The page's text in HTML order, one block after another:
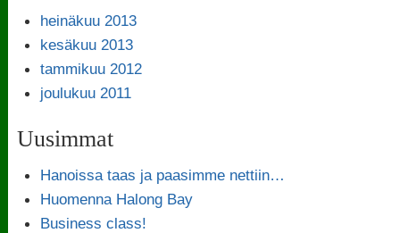
heinäkuu 2013
kesäkuu 2013
tammikuu 2012
joulukuu 2011
Uusimmat
Hanoissa taas ja paasimme nettiin…
Huomenna Halong Bay
Business class!